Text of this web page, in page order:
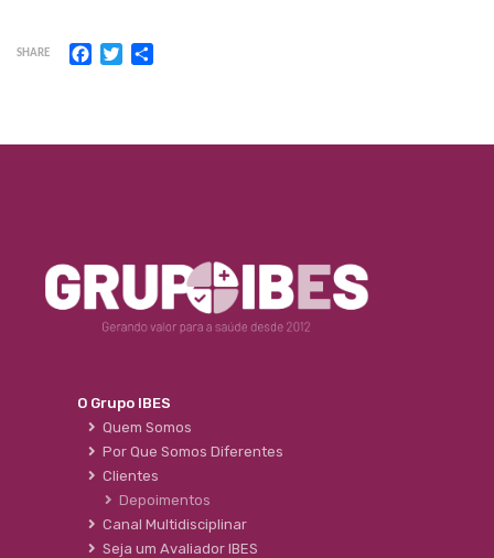
SHARE Facebook
Twitter
O Grupo IBES
Quem Somos
Por Que Somos Diferentes
Clientes
Depoimentos
Canal Multidisciplinar
Seja um Avaliador IBES